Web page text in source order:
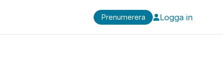
Prenumerera Logga in